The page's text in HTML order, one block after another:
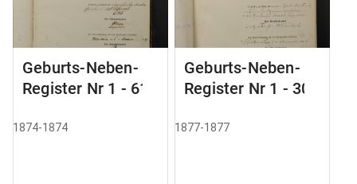
Geburts-Neben-
Register Nr 1 - 61
1874-1874
Geburts-Neben-
Register Nr 1 - 305
1877-1877